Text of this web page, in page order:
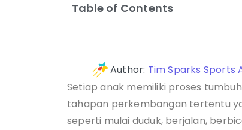
Table of Contents
Author: Tim Sparks Sports
Setiap anak memiliki proses
tahapan perkembangan tertentu
seperti mulai duduk, berjalan,